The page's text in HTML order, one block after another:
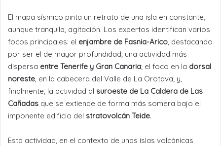
El mapa sísmico pinta un retrato de una isla en constante,
aunque tranquila, agitación. Los expertos identifican varios
focos principales: el enjambre de Fasnia-Arico, destacando
por ser el de mayor profundidad; una actividad más
dispersa entre Tenerife y Gran Canaria; el foco en la dorsal
noreste, en la cabecera del Valle de La Orotava; y,
finalmente, la actividad al suroeste de La Caldera de Las
Cañadas que se extiende de forma más somera bajo el
imponente edificio del stratovolcán Teide.
Esta actividad, en el contexto de unas islas volcánicas